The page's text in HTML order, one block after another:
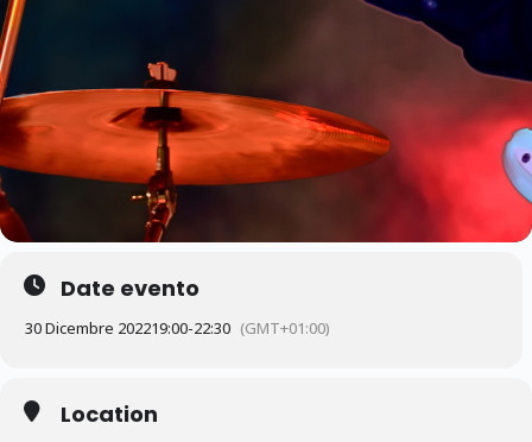
Date evento
30 Dicembre 202219:00-22:30 (GMT+01:00)
Location